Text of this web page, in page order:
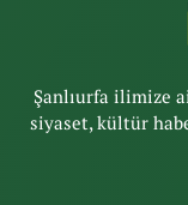
Şanlıurfa ilimize
siyaset, kültür